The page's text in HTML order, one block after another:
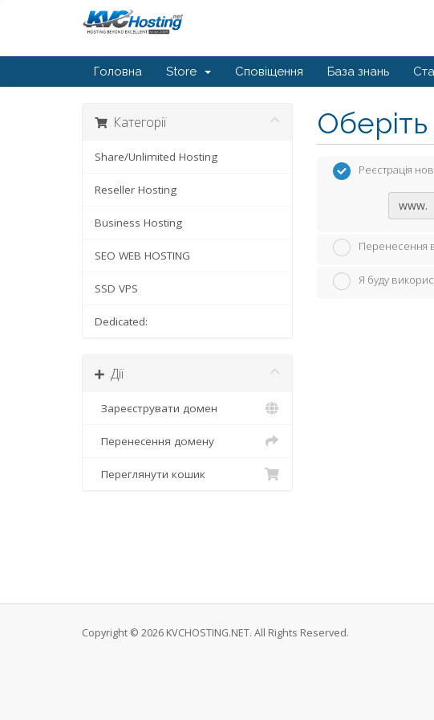
Головна Store Сповіщення База знань
Категорії
Share/Unlimited Hosting
Reseller Hosting
Business Hosting
SEO WEB HOSTING
SSD VPS
Dedicated:
Дії
Зареєструвати домен
Перенесення домену
Переглянути кошик
Реєстрація
www.
Перенесення
Я буду
Copyright © 2026 KVCHOSTING.NET. All Rights Reserved.